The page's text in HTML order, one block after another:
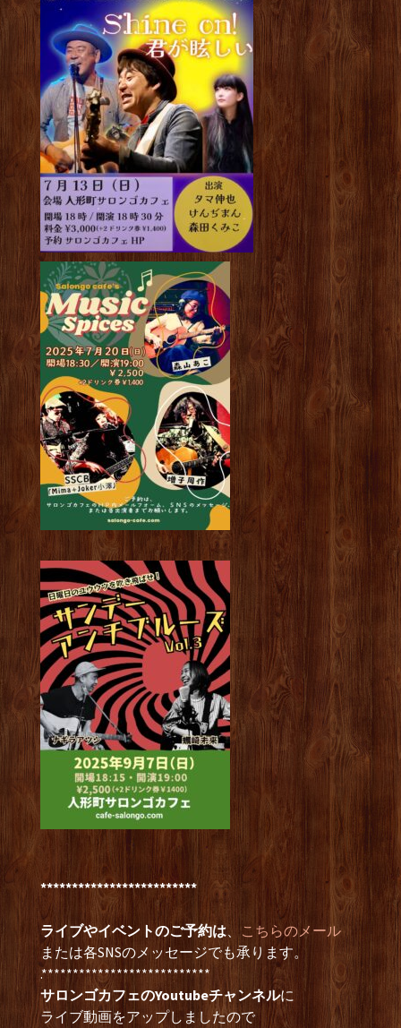
*************************
ライブやイベントのご予約は、 こちらのメール
または各SNSのメッセージでも承ります。
.***************************
サロンゴカフェのYoutubeチャンネルに
ライブ動画をアップしましたので